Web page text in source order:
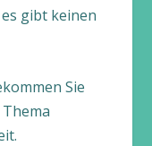
gibt keinen
Sie